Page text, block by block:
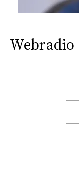
Webradio